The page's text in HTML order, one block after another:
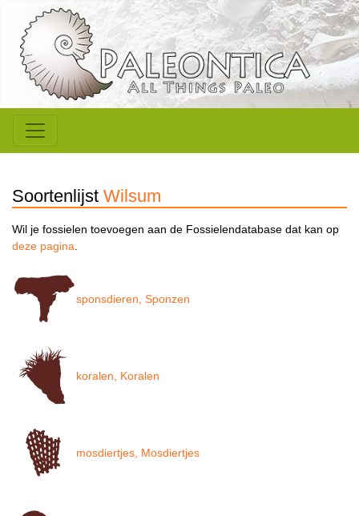
Soortenlijst Wilsum
Wil je fossielen toevoegen aan de Fossielendatabase dat kan op
deze pagina.
sponsdieren, Sponzen
koralen, Koralen
mosdiertjes, Mosdiertjes